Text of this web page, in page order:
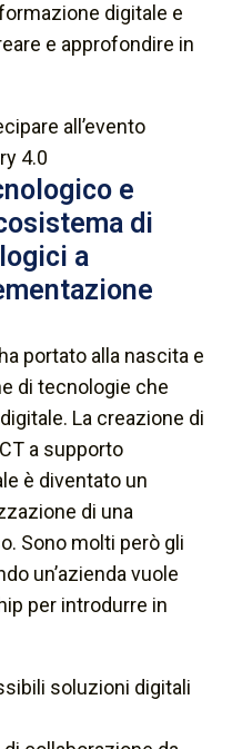
digitale e
e approfondire in
e
di
a
portato alla nascita e
di tecnologie che
La creazione di
a supporto
è diventato un
di una
Sono molti però gli
un’azienda vuole
per introdurre in
soluzioni digitali